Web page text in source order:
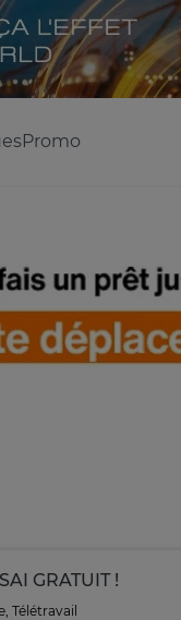
Promo
GRATUIT !
Télétravail